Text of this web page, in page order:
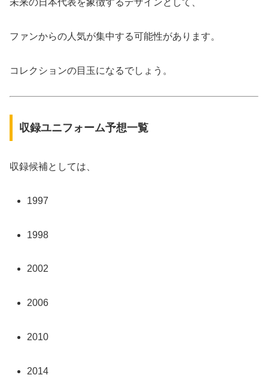
未来の日本代表を象徴するデザインとして、
ファンからの人気が集中する可能性があります。
コレクションの目玉になるでしょう。
収録ユニフォーム予想一覧
収録候補としては、
1997
1998
2002
2006
2010
2014